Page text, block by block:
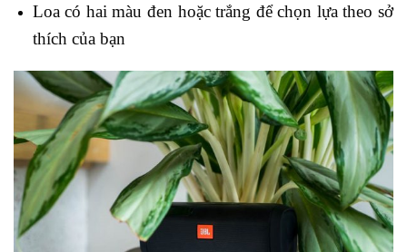
Loa có hai màu đen hoặc trắng để chọn lựa theo sở
thích của bạn